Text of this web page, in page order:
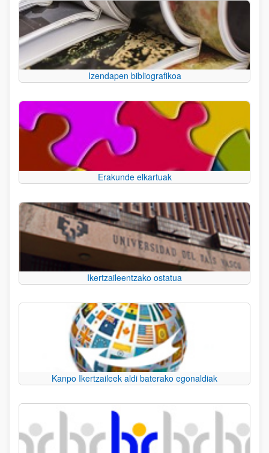
Izendapen bibliografikoa
Erakunde elkartuak
Ikertzaileentzako ostatua
Kanpo Ikertzaileek aldi baterako egonaldiak